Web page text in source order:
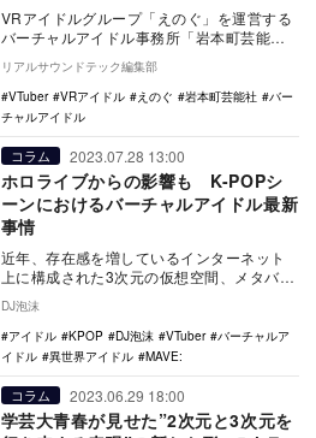
VRアイドルグループ「えのぐ」を運営する
バーチャルアイドル事務所「岩本町芸能
社」が、廃業・倒産を発表した。発表によ
れば、同社は「…
リアルサウンドテック編集部
VTuber
VRアイドル えのぐ 岩本町芸能社
バー
チャルアイドル
コラム 2023.07.28 13:00
ホロライブからの影響も K-POPシ
ーンにおけるバーチャルアイドル最新
事情
近年、存在感を増しているインターネット
上に構成された3次元の仮想空間、メタバー
あるNe…
DJ泡沫
アイドル
KPOP DJ泡沫 VTuber
バーチャルア
イドル
異世界アイドル MAVE:
コラム 2023.06.29 18:00
学芸大青春が見せた”2次元と3次元を